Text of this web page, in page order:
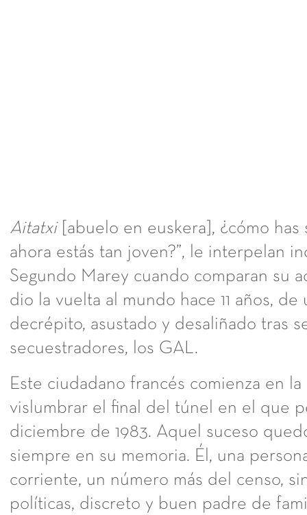
Aitatxi[abuelo en euskera], ¿cómo has
ahora estás tan joven?”, le interpelan
Segundo Marey cuando comparan su
dio la vuelta al mundo hace 11 años, de
decrépito, asustado y desaliñado tras
secuestradores, los GAL.
Este ciudadano francés comienza en la
vislumbrar el final del túnel en el que
diciembre de 1983. Aquel suceso
siempre en su memoria. Él, una
corriente, un número más del censo,
políticas, discreto y buen padre de